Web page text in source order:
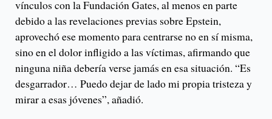
vínculos con la Fundación Gates, al menos en parte
debido a las revelaciones previas sobre Epstein,
aprovechó ese momento para centrarse no en sí misma,
sino en el dolor infligido a las víctimas, afirmando que
ninguna niña debería verse jamás en esa situación. “Es
desgarrador… Puedo dejar de lado mi propia tristeza y
mirar a esas jóvenes”, añadió.